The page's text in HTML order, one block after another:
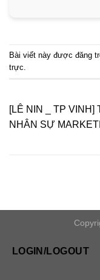
Bài viết này được đăng
trực
[LÊ NIN _ TP VINH]
NHÂN SỰ
LOGIN/LOGOUT